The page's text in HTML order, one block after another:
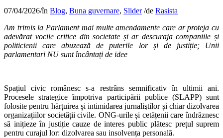
07/04/2026/în Blog, Buna guvernare, Slider /de Rasista
Am trimis la Parlament mai multe amendamente care ar proteja cu
adevărat vocile critice din societate și ar descuraja companiile și
politicienii care abuzează de puterile lor și de justiție; Unii
parlamentari NU sunt încântați de idee
Spațiul civic românesc s-a restrâns semnificativ în ultimii ani.
Procesele strategice împotriva participării publice (SLAPP) sunt
folosite pentru hărțuirea și intimidarea jurnaliştilor și chiar dizolvarea
organizațiilor societății civile. ONG-urile și cetățenii care îndrăznesc
să inițieze în justiție cauze de interes public plătesc prețul suprem
pentru curajul lor: dizolvarea sau insolvența personală.